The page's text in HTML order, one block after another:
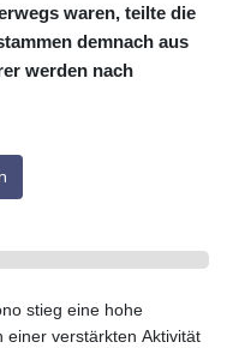
waren, teilte die
demnach aus
werden nach
stieg eine hohe
einer verstärkten Aktivität